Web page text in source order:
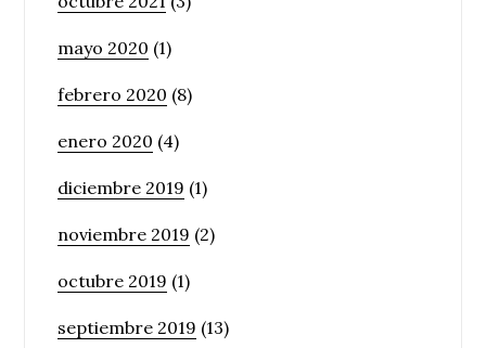
mayo 2020 (1)
febrero 2020 (8)
enero 2020 (4)
diciembre 2019 (1)
noviembre 2019 (2)
octubre 2019 (1)
septiembre 2019 (13)